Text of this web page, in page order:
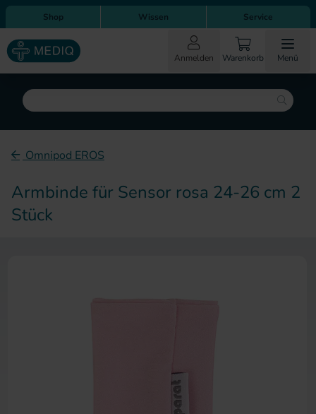
Direkt zum Inhalt
Direkt zur Hauptnavigation
Shop Wissen Service
Anmelden Warenkorb Menü
Suche
Omnipod EROS
Armbinde für Sensor rosa 24-26 cm 2
Stück